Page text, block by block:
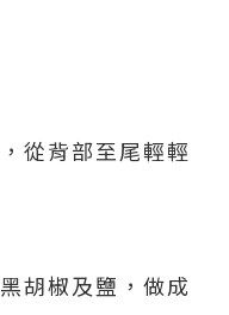
， 從背部至尾輕輕
胡椒及鹽，做成